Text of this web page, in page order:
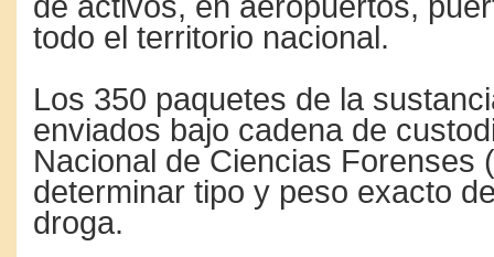
todo el territorio nacional.
Los 350 paquetes de la
enviados bajo cadena de
Nacional de Ciencias Forenses
determinar tipo y peso exacto
droga.